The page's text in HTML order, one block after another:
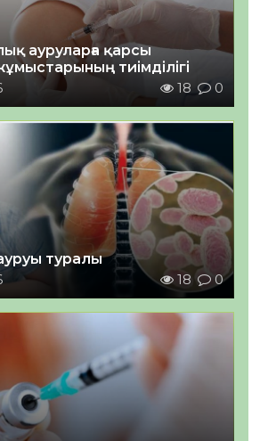
ауруларға қарсы
тиімділігі
18 0
туралы
18 0